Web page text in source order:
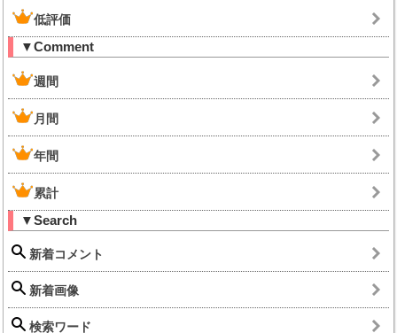
低評価
▼Comment
週間
月間
年間
累計
▼Search
新着コメント
新着画像
検索ワード